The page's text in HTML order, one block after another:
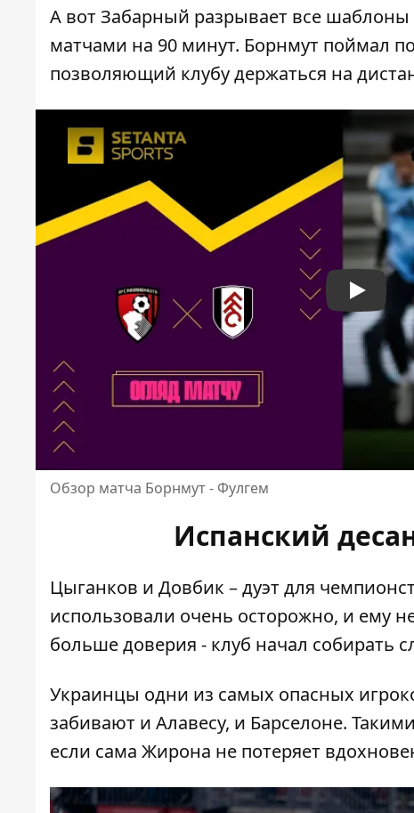
А вот Забарный разрывает все
матчами на 90 минут. Борнмут поймал
позволяющий клубу держаться на
Play
Обзор матча Борнмут - Фулгем
Испанский
Цыганков и Довбик – дуэт для
использовали очень осторожно, и ему
больше доверия - клуб начал собирать
Украинцы одни из самых опасных
забивают и Алавесу, и Барселоне.
если сама Жирона не потеряет